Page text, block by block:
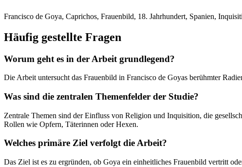
Francisco de Goya, Caprichos, Frauenbild, 18. Jahrhundert, Spanien,
Häufig gestellte Fragen
Worum geht es in der Arbeit grundlegend?
Die Arbeit untersucht das Frauenbild in Francisco de Goyas berühmter
Was sind die zentralen Themenfelder der Studie?
Zentrale Themen sind der Einfluss von Religion und Inquisition, die
Rollen wie Opfern, Täterinnen oder Hexen.
Welches primäre Ziel verfolgt die Arbeit?
Das Ziel ist es zu ergründen, ob Goya ein einheitliches Frauenbild vertritt